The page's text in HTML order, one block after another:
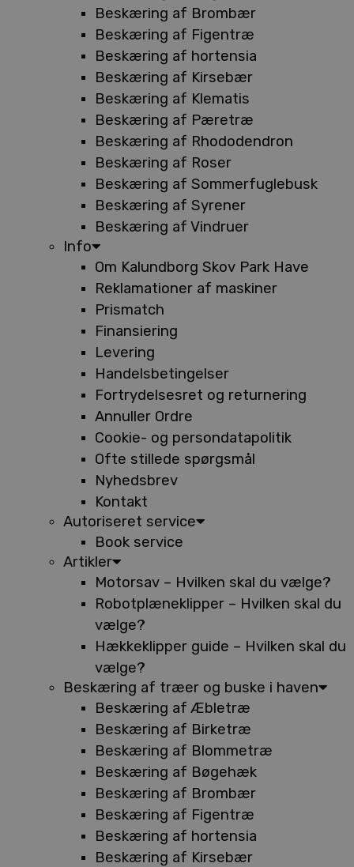
Beskæring af Brombær
Beskæring af Figentræ
Beskæring af hortensia
Beskæring af Kirsebær
Beskæring af Klematis
Beskæring af Pæretræ
Beskæring af Rhododendron
Beskæring af Roser
Beskæring af Sommerfuglebusk
Beskæring af Syrener
Beskæring af Vindruer
Info
Om Kalundborg Skov Park Have
Reklamationer af maskiner
Prismatch
Finansiering
Levering
Handelsbetingelser
Fortrydelsesret og returnering
Annuller Ordre
Cookie- og persondatapolitik
Ofte stillede spørgsmål
Nyhedsbrev
Kontakt
Autoriseret service
Book service
Artikler
Motorsav – Hvilken skal du vælge?
Robotplæneklipper – Hvilken skal du
vælge?
Hækkeklipper guide – Hvilken skal du
vælge?
Beskæring af træer og buske i haven
Beskæring af Æbletræ
Beskæring af Birketræ
Beskæring af Blommetræ
Beskæring af Bøgehæk
Beskæring af Brombær
Beskæring af Figentræ
Beskæring af hortensia
Beskæring af Kirsebær